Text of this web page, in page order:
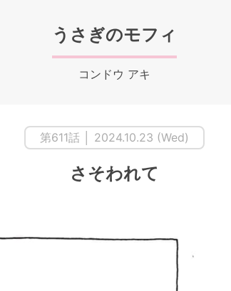
うさぎのモフィ
コンドウ アキ
第611話 │ 2024.10.23 (Wed)
さそわれて